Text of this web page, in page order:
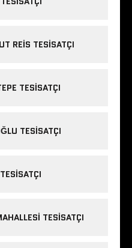
REIS TESISATÇI
TESISATÇI
TESISATÇI
TESISATÇI